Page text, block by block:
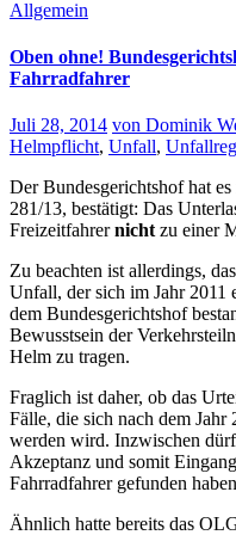
Allgemein
Oben ohne!
Fahrradfahrer
Juli 28, 2014 von Dominik
Helmpflicht, Unfall,
Der Bundesgerichtshof hat
281/13, bestätigt: Das
Freizeitfahrernicht zu einer
Zu beachten ist allerdings,
Unfall, der sich im Jahr 2011
dem Bundesgerichtshof
Bewusstsein der
Helm zu tragen.
Fraglich ist daher, ob das
Fälle, die sich nach dem Jahr
werden wird. Inzwischen
Akzeptanz und somit
Fahrradfahrer gefunden
Ähnlich hatte bereits das